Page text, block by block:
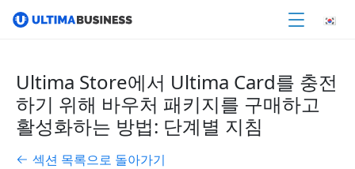
Ultima Store에서 Ultima Card를 충전
하기 위해 바우처 패키지를 구매하고
활성화하는 방법: 단계별 지침
섹션 목록으로 돌아가기